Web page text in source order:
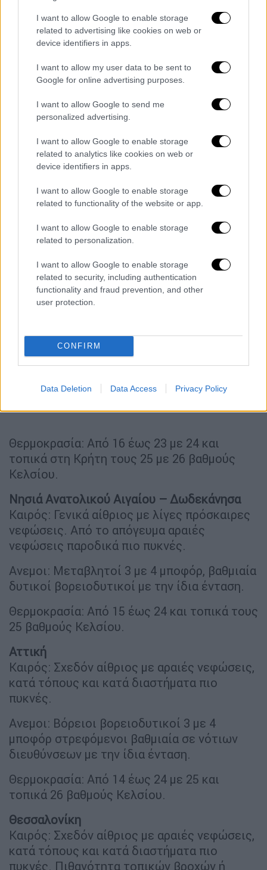
I want to allow Google to enable storage
related to advertising like cookies on web or
device identifiers in apps.
I want to allow my user data to be sent to
Google for online advertising purposes.
I want to allow Google to send me
personalized advertising.
I want to allow Google to enable storage
related to analytics like cookies on web or
device identifiers in apps.
I want to allow Google to enable storage
related to functionality of the website or app.
I want to allow Google to enable storage
related to personalization.
I want to allow Google to enable storage
related to security, including authentication
functionality and fraud prevention, and other
user protection.
CONFIRM
Data Deletion Data Access Privacy Policy
τοπικά 27 βαθμούς Κελσίου.
Κυκλάδες – Κρήτη
Καιρός: Σχεδόν αίθριος με αραιές νεφώσεις,
παροδικά πιο πυκνές τις απογευματινές
ώρες.
Ανεμοι: Δυτικοί βορειοδυτικοί 4 με 5
μποφόρ, γρήγορα βόρειοι βορειοδυτικοί με
νοτίων διευθύνσεων 3 με 4 μποφόρ.
Θερμοκρασία: Από 16 έως 23 με 24 και
τοπικά στη Κρήτη τους 25 με 26 βαθμούς
Κελσίου.
Νησιά Ανατολικού Αιγαίου – Δωδεκάνησα
Καιρός: Γενικά αίθριος με λίγες πρόσκαιρες
νεφώσεις. Από το απόγευμα αραιές
νεφώσεις παροδικά πιο πυκνές.
Ανεμοι: Μεταβλητοί 3 με 4 μποφόρ, βαθμιαία
δυτικοί βορειοδυτικοί με την ίδια ένταση.
Θερμοκρασία: Από 15 έως 24 και τοπικά τους
25 βαθμούς Κελσίου.
Αττική
Καιρός: Σχεδόν αίθριος με αραιές νεφώσεις,
κατά τόπους και κατά διαστήματα πιο
πυκνές.
Ανεμοι: Βόρειοι βορειοδυτικοί 3 με 4
μποφόρ στρεφόμενοι βαθμιαία σε νότιων
διευθύνσεων με την ίδια ένταση.
Θερμοκρασία: Από 14 έως 24 με 25 και
τοπικά 26 βαθμούς Κελσίου.
Θεσσαλονίκη
Καιρός: Σχεδόν αίθριος με αραιές νεφώσεις,
κατά τόπους και κατά διαστήματα πιο
πυκνές. Πιθανότητα τοπικών βροχών ή